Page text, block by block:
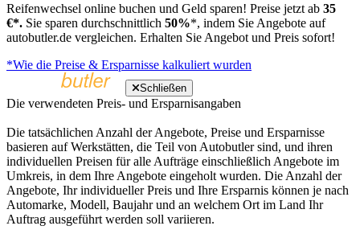
Reifenwechsel online buchen und Geld sparen! Preise jetzt ab 35
€*. Sie sparen durchschnittlich 50%*, indem Sie Angebote auf
autobutler.de vergleichen. Erhalten Sie Angebot und Preis sofort!
*Wie die Preise & Ersparnisse kalkuliert wurden
Schließen
Die verwendeten Preis- und Ersparnisangaben
Die tatsächlichen Anzahl der Angebote, Preise und Ersparnisse
basieren auf Werkstätten, die Teil von Autobutler sind, und ihren
individuellen Preisen für alle Aufträge einschließlich Angebote im
Umkreis, in dem Ihre Angebote eingeholt wurden. Die Anzahl der
Angebote, Ihr individueller Preis und Ihre Ersparnis können je nach
Automarke, Modell, Baujahr und an welchem Ort im Land Ihr
Auftrag ausgeführt werden soll variieren.